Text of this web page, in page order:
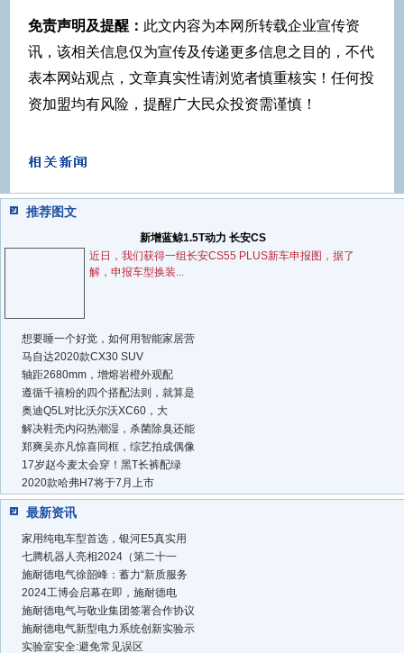
免责声明及提醒： 此文内容为本网所转载企业宣传资
讯，该相关信息仅为宣传及传递更多信息之目的，不代
表本网站观点，文章真实性请浏览者慎重核实！任何投
资加盟均有风险，提醒广大民众投资需谨慎！
推荐图文
新增蓝鲸1.5T动力 长安CS
近日，我们获得一组长安CS55 PLUS新车申报图，据了
解，申报车型换装...
想要睡一个好觉，如何用智能家居营
马自达2020款CX30 SUV
轴距2680mm，增熔岩橙外观配
遵循千禧粉的四个搭配法则，就算是
奥迪Q5L对比沃尔沃XC60，大
解决鞋壳内闷热潮湿，杀菌除臭还能
郑爽吴亦凡惊喜同框，综艺拍成偶像
17岁赵今麦太会穿！黑T长裤配绿
2020款哈弗H7将于7月上市
最新资讯
家用纯电车型首选，银河E5真实用
七腾机器人亮相2024（第二十一
施耐德电气徐韶峰：蓄力“新质服务
2024工博会启幕在即，施耐德电
施耐德电气与敬业集团签署合作协议
施耐德电气新型电力系统创新实验示
实验室安全:避免常见误区